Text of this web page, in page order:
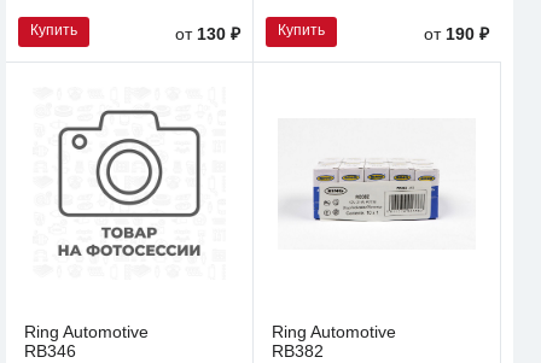
Купить от 130 ₽ Купить от 190 ₽
Ring Automotive
RB346
Ring Automotive
RB382